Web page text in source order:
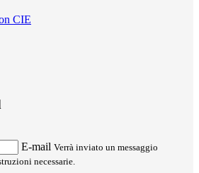
CIE
E-mail Verrà inviato un messaggio
necessarie.